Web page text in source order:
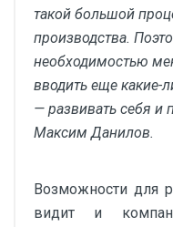
такой большой
производства.
необходимостью
вводить еще какие-
— развивать себя и
Максим Данилов.
Возможности для
видит и